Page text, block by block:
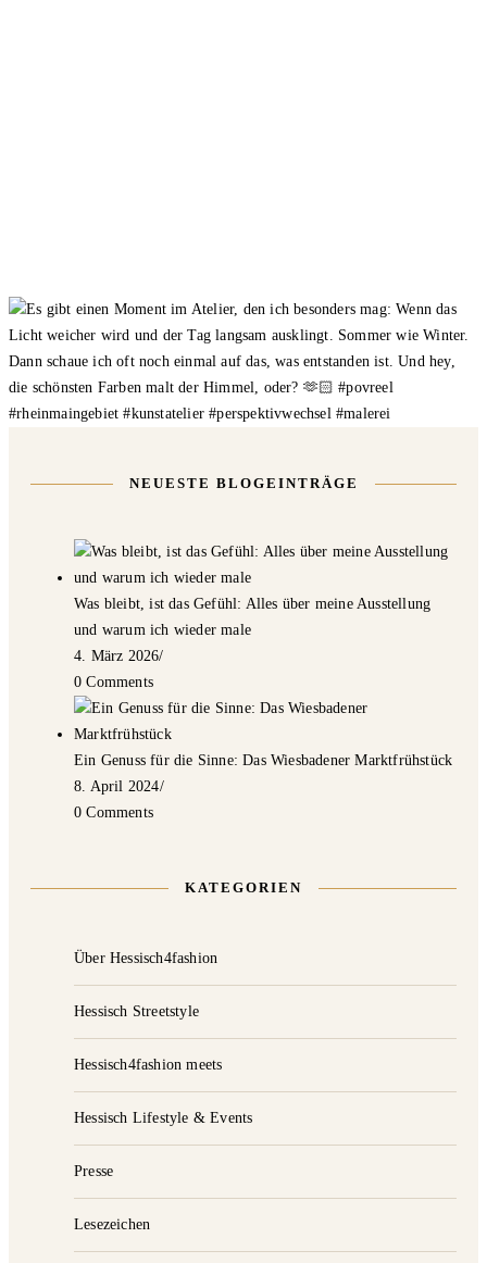
NEUESTE BLOGEINTRÄGE
Was bleibt, ist das Gefühl: Alles über meine Ausstellung
und warum ich wieder male
4. März 2026/
0 Comments
Ein Genuss für die Sinne: Das Wiesbadener Marktfrühstück
8. April 2024/
0 Comments
KATEGORIEN
Über Hessisch4fashion
Hessisch Streetstyle
Hessisch4fashion meets
Hessisch Lifestyle & Events
Presse
Lesezeichen